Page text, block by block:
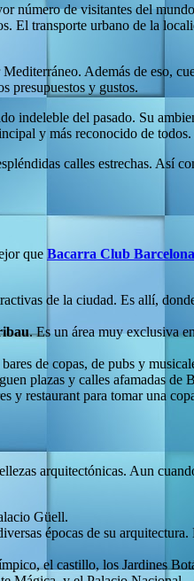
número de visitantes del
transporte urbano de la
Además de eso,
presupuestos y gustos.
indeleble del pasado. Su
y más reconocido de todos.
calles estrechas. Así
que Bacarra Club Barcelona
de la ciudad. Es allí,
. Es un área muy exclusiva
de copas, de pubs y
plazas y calles afamadas de
y restaurant para tomar una
arquitectónicas. Aun
Güell.
épocas de su
el castillo, los Jardines